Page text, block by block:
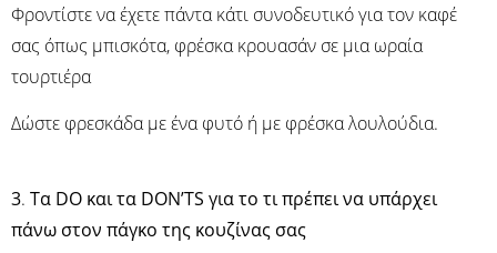
Φροντίστε να έχετε πάντα κάτι συνοδευτικό για τον καφέ
σας όπως μπισκότα, φρέσκα κρουασάν σε μια ωραία
τουρτιέρα
Δώστε φρεσκάδα με ένα φυτό ή με φρέσκα λουλούδια.
3. Τα DO και τα DON’TS για το τι πρέπει να υπάρχει
πάνω στον πάγκο της κουζίνας σας